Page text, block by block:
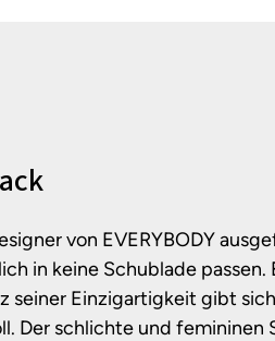
von EVERYBODY
in keine Schublade passen.
seiner Einzigartigkeit gibt
Der schlichte und femininen